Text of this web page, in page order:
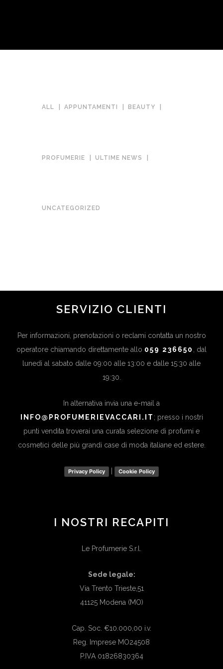
ALL APPUNTAMENTI BEAUTY
PROFUMERIE ULTIME NEWS
UNCATEGORIZED
FASHION WEEK A/I 2025-2026:
SERVIZIO CLIENTI
Per informazioni, prenotazioni o reclami contatta un nostro
operatore chiamando direttamente allo 059 236650
, dal
lunedì al sabato dalle 09:00 alle 13:00 e dalle 15:30 alle
19:30.
In alternativa invia una e-mail a
INFO@PROFUMERIEVACCARI.IT ; presso i nostri
punti vendita troverai una curata selezione di profumi e
cosmetici delle più grandi case di moda italiane ed estere.
Privacy Policy Cookie Policy
I NOSTRI RECAPITI
Le Profumerie S.r.l.
Sede legale:
Via Trento Trieste,51
41125 Modena (MO)
Cap. Soc. €10.000,00 i.v.
Reg. Imprese MO24508
P.IVA 01826830364